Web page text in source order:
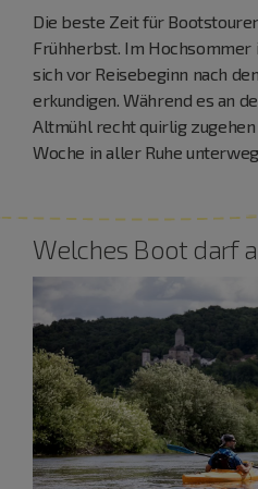
Die beste Zeit für
Frühherbst. Im
sich vor Reisebeginn nach
erkundigen. Während es an
Altmühl recht quirlig
Woche in aller Ruhe
Welches Boot darf